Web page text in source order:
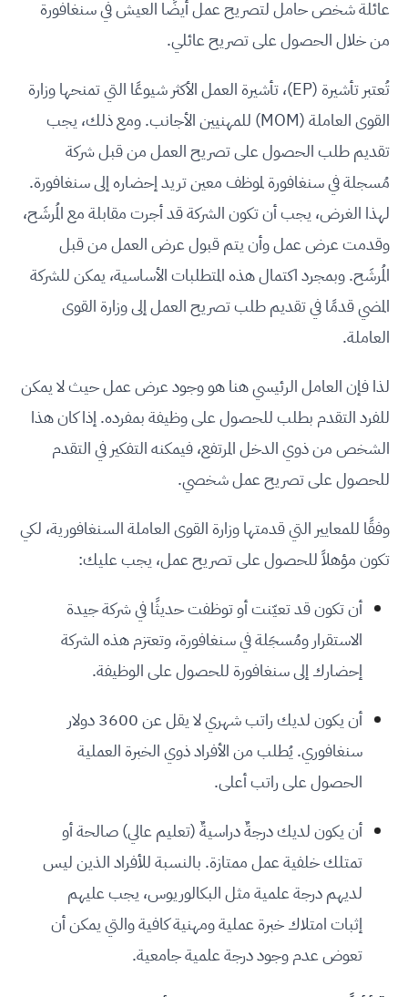
عائلة شخص حامل لتصريح عمل أيضًا العيش في سنغافورة
من خلال الحصول على تصريح عائلي.
تُعتبر تأشيرة (EP)، تأشيرة العمل الأكثر شيوعًا التي تمنحها وزارة
القوى العاملة (MOM) للمهنيين الأجانب. ومع ذلك، يجب
تقديم طلب الحصول على تصريح العمل من قبل شركة
مُسجلة في سنغافورة لموظف معين تريد إحضاره إلى سنغافورة.
لهذا الغرض، يجب أن تكون الشركة قد أجرت مقابلة مع المُرشَح،
وقدمت عرض عمل وأن يتم قبول عرض العمل من قبل
المُرشَح. وبمجرد اكتمال هذه المتطلبات الأساسية، يمكن للشركة
المضي قدمًا في تقديم طلب تصريح العمل إلى وزارة القوى
العاملة.
لذا فإن العامل الرئيسي هنا هو وجود عرض عمل حيث لا يمكن
للفرد التقدم بطلب للحصول على وظيفة بمفرده. إذا كان هذا
الشخص من ذوي الدخل المرتفع، فيمكنه التفكير في التقدم
للحصول على تصريح عمل شخصي.
وفقًا للمعايير التي قدمتها وزارة القوى العاملة السنغافورية، لكي
تكون مؤهلاً للحصول على تصريح عمل، يجب عليك:
أن تكون قد تعيّنت أو توظفت حديثًا في شركة جيدة
الاستقرار ومُسجَلة في سنغافورة، وتعتزم هذه الشركة
إحضارك إلى سنغافورة للحصول على الوظيفة.
أن يكون لديك راتب شهري لا يقل عن 3600 دولار
سنغافوري. يُطلب من الأفراد ذوي الخبرة العملية
الحصول على راتب أعلى.
أن يكون لديك درجةٌ دراسيةٌ (تعليم عالي) صالحة أو
تمتلك خلفية عمل ممتازة. بالنسبة للأفراد الذين ليس
لديهم درجة علمية مثل البكالوريوس، يجب عليهم
إثبات امتلاك خبرة عملية ومهنية كافية والتي يمكن أن
تعوض عدم وجود درجة علمية جامعية.